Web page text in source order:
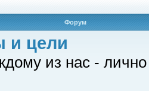
Форум
цели
из нас -